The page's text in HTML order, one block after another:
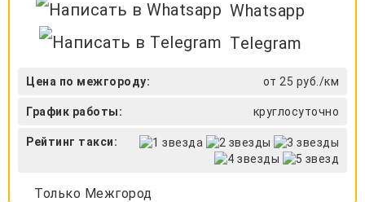
Whatsapp
Telegram
Цена по межгороду: от 25 руб./км
График работы: круглосуточно
Рейтинг такси:
Только Межгород